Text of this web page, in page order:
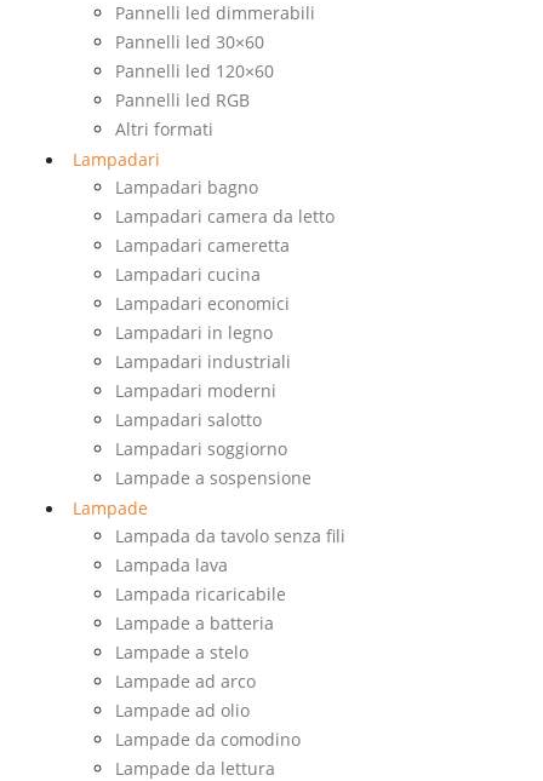
Pannelli led dimmerabili
Pannelli led 30×60
Pannelli led 120×60
Pannelli led RGB
Altri formati
Lampadari
Lampadari bagno
Lampadari camera da letto
Lampadari cameretta
Lampadari cucina
Lampadari economici
Lampadari in legno
Lampadari industriali
Lampadari moderni
Lampadari salotto
Lampadari soggiorno
Lampade a sospensione
Lampade
Lampada da tavolo senza fili
Lampada lava
Lampada ricaricabile
Lampade a batteria
Lampade a stelo
Lampade ad arco
Lampade ad olio
Lampade da comodino
Lampade da lettura